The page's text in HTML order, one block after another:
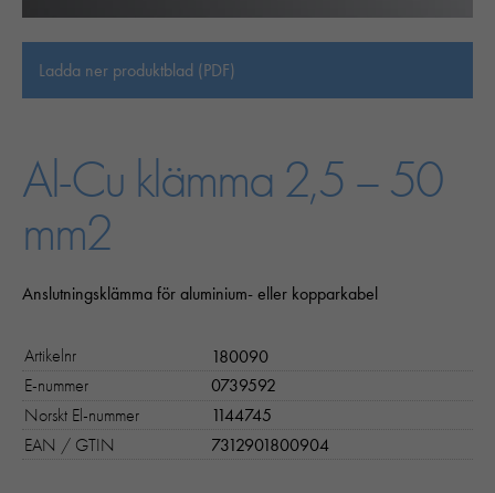
Ladda ner produktblad (PDF)
Al-Cu klämma 2,5 – 50
mm2
Anslutningsklämma för aluminium- eller kopparkabel
Artikelnr
180090
E-nummer
0739592
Norskt El-nummer
1144745
EAN / GTIN
7312901800904